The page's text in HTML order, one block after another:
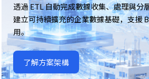
透過 ETL 自動完成數據收集、處理與分
建立可持續擴充的企業數據基礎，支援
用。
了解方案架構